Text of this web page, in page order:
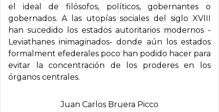
el ideal de filósofos, políticos, gobernantes o
gobernados. A las utopías sociales del siglo XVIII
han sucedido los estados autoritarios modernos -
Leviathanes inimaginados- donde aún los estados
formalment efederales poco han podido hacer para
evitar la concentración de los proderes en los
órganos centrales.
Juan Carlos Bruera Picco